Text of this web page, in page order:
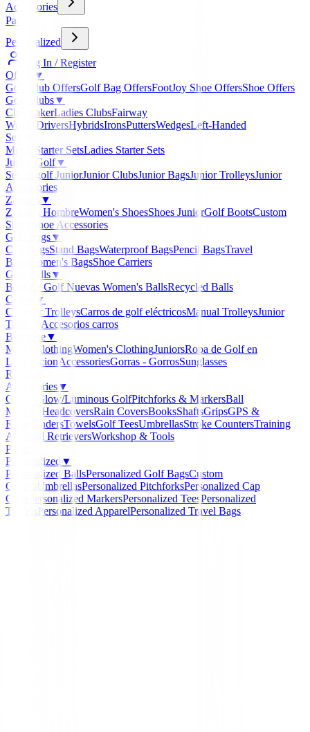
Accessories
Packs
Personalized
Log In / Register
Offers
▼
Golf Club OffersGolf Bag OffersFootJoy Shoe OffersShoe Offers
Golf Clubs▼
ClubmakerLadies ClubsFairway
Woods
DriversHybridsIronsPuttersWedgesLeft-Handed
Sets
Men's Starter SetsLadies Starter Sets
Junior Golf▼
Set de golf JuniorJunior ClubsJunior BagsJunior TrolleysJunior
Accessories
Zapatos
▼
Zapatos HombreWomen's ShoesShoes JuniorGolf BootsCustom
Shoes
Shoe Accessories
Golf Bags▼
Cart BagsStand BagsWaterproof BagsPencil BagsTravel
Bags
Women's BagsShoe Carriers
Golf Balls▼
Balls de Golf Nuevas Women's BallsRecycled Balls
Carros
▼
Clicgear TrolleysCarros de golf eléctricosManual TrolleysJunior
Trolleys Accesorios carros
Boutique▼
Men's ClothingWomen's ClothingJuniorsRopa de Golf en
LiquidacionAccessoriesGorras - GorrosSunglasses
Regalos
Accessories ▼
Gloves
Glow/Luminous GolfPitchforks & MarkersBall
Markers
HeadcoversRain CoversBooksShaftsGripsGPS &
RangefindersTowelsGolf TeesUmbrellasStroke CountersTraining
Aids
Ball RetrieversWorkshop & Tools
Packs
Personalized ▼
Personalized BallsPersonalized Golf BagsCustom
Gloves
UmbrellasPersonalized PitchforksPersonalized Cap
Clips
Personalized MarkersPersonalized TeesPersonalized
Towels
Personalized ApparelPersonalized Travel Bags